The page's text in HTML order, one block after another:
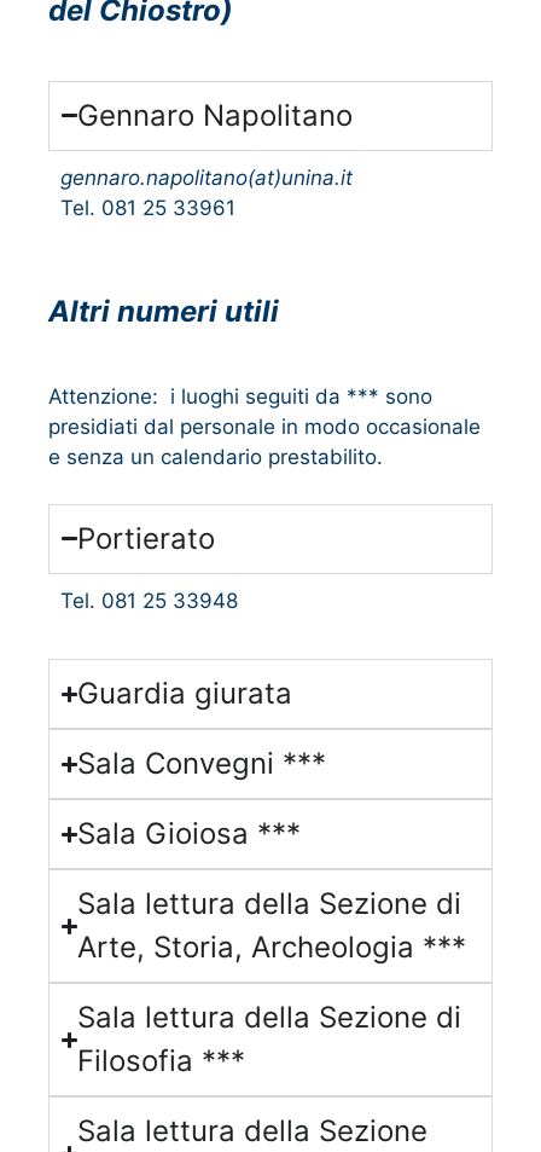
del Chiostro)
Gennaro Napolitano
gennaro.napolitano(at)unina.it
Tel. 081 25 33961
Altri numeri utili
Attenzione: i luoghi seguiti da *** sono
presidiati dal personale in modo occasionale
e senza un calendario prestabilito.
Portierato
Tel. 081 25 33948
Guardia giurata
Sala Convegni ***
Sala Gioiosa ***
Sala lettura della Sezione di
Arte, Storia, Archeologia ***
Sala lettura della Sezione di
Filosofia ***
Sala lettura della Sezione